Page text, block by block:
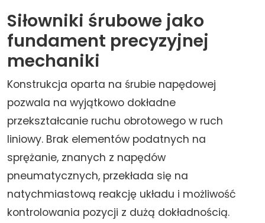
Siłowniki śrubowe jako
fundament precyzyjnej
mechaniki
Konstrukcja oparta na śrubie napędowej
pozwala na wyjątkowo dokładne
przekształcanie ruchu obrotowego w ruch
liniowy. Brak elementów podatnych na
sprężanie, znanych z napędów
pneumatycznych, przekłada się na
natychmiastową reakcję układu i możliwość
kontrolowania pozycji z dużą dokładnością.